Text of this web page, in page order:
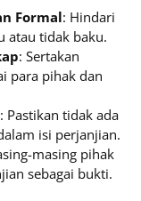
Formal: Hindari
atau tidak baku.
: Sertakan
para pihak dan
: Pastikan tidak ada
isi perjanjian.
masing pihak
sebagai bukti.